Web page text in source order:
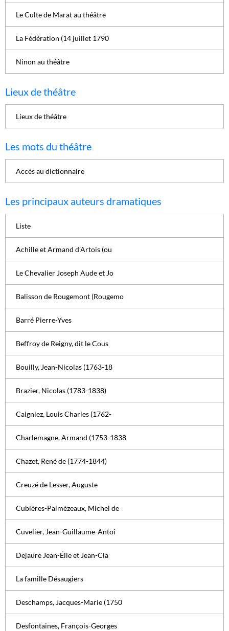
Le Culte de Marat au théâtre
La Fédération (14 juillet 1790
Ninon au théâtre
Lieux de théâtre
Lieux de théâtre
Les mots du théâtre
Accès au dictionnaire
Les principaux auteurs dramatiques
Liste
Achille et Armand d’Artois (ou
Le Chevalier Joseph Aude et Jo
Balisson de Rougemont (Rougemo
Barré Pierre-Yves
Beffroy de Reigny, dit le Cous
Bouilly, Jean-Nicolas (1763-18
Brazier, Nicolas (1783-1838)
Caigniez, Louis Charles (1762-
Charlemagne, Armand (1753-1838
Chazet, René de (1774-1844)
Creuzé de Lesser, Auguste
Cubières-Palmézeaux, Michel de
Cuvelier, Jean-Guillaume-Antoi
Dejaure Jean-Élie et Jean-Cla
La famille Désaugiers
Deschamps, Jacques-Marie (1750
Desfontaines, François-Georges